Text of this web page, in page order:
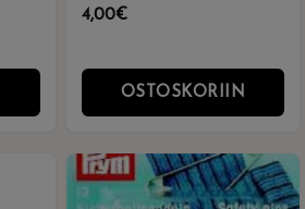
4,00€
OSTOSKORIIN